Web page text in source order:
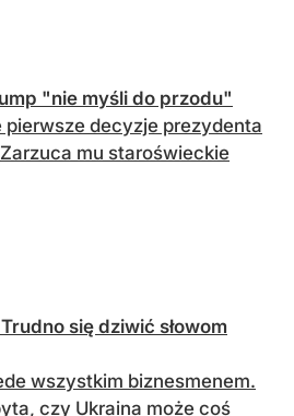
"nie myśli do przodu"
pierwsze decyzje prezydenta
mu staroświeckie
się dziwić słowom
wszystkim biznesmenem.
czy Ukraina może coś